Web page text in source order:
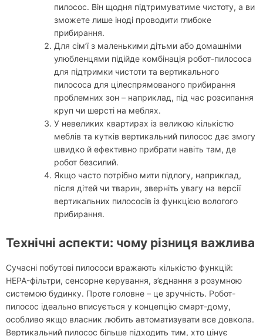
пилосос. Він щодня підтримуватиме чистоту, а ви
зможете лише іноді проводити глибоке
прибирання.
Для сім’ї з маленькими дітьми або домашніми
улюбленцями підійде комбінація робот-пилососа
для підтримки чистоти та вертикального
пилососа для цілеспрямованого прибирання
проблемних зон – наприклад, під час розсипання
круп чи шерсті на меблях.
У невеликих квартирах із великою кількістю
меблів та кутків вертикальний пилосос дає змогу
швидко й ефективно прибрати навіть там, де
робот безсилий.
Якщо часто потрібно мити підлогу, наприклад,
після дітей чи тварин, зверніть увагу на версії
вертикальних пилососів із функцією вологого
прибирання.
Технічні аспекти: чому різниця важлива
Сучасні побутові пилососи вражають кількістю функцій:
HEPA-фільтри, сенсорне керування, з’єднання з розумною
системою будинку. Проте головне – це зручність. Робот-
пилосос ідеально вписується у концепцію смарт-дому,
особливо якщо власник любить автоматизувати все довкола.
Вертикальний пилосос більше підходить тим, хто цінує